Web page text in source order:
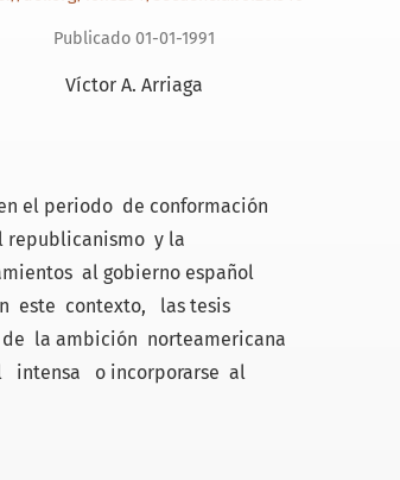
Publicado 01-01-1991
Víctor A. Arriaga
el periodo de conformación
republicanismo y la
al gobierno español
este contexto, las tesis
la ambición norteamericana
o incorporarse al